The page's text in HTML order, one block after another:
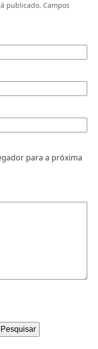
publicado. Campos
para a próxima
Pesquisar